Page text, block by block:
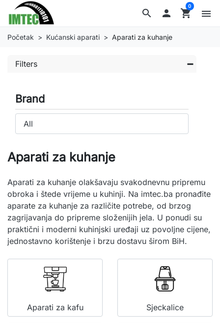
search  shopping_cart
0
menu
Početak Kućanski aparati Aparati za kuhanje
Filters
Brand
Aparati za kuhanje
Aparati za kuhanje olakšavaju svakodnevnu pripremu
obroka i štede vrijeme u kuhinji. Na imtec.ba pronađite
aparate za kuhanje za različite potrebe, od brzog
zagrijavanja do pripreme složenijih jela. U ponudi su
praktični i moderni kuhinjski uređaji uz povoljne cijene,
jednostavno korištenje i brzu dostavu širom BiH.
Aparati za kafu Sjeckalice